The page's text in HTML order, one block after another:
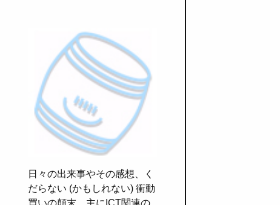
日々の出来事やその感想、く
だらない (かもしれない) 衝動
買いの顛末、主にICT関連の